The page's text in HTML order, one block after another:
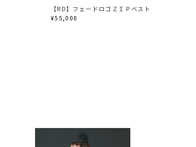
【RD】フェードロゴＺＩＰベスト
¥55,000